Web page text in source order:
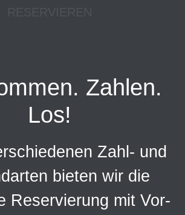
Zahlen.
Los!
Zahl- und
bieten wir die
Reservierung mit Vor-